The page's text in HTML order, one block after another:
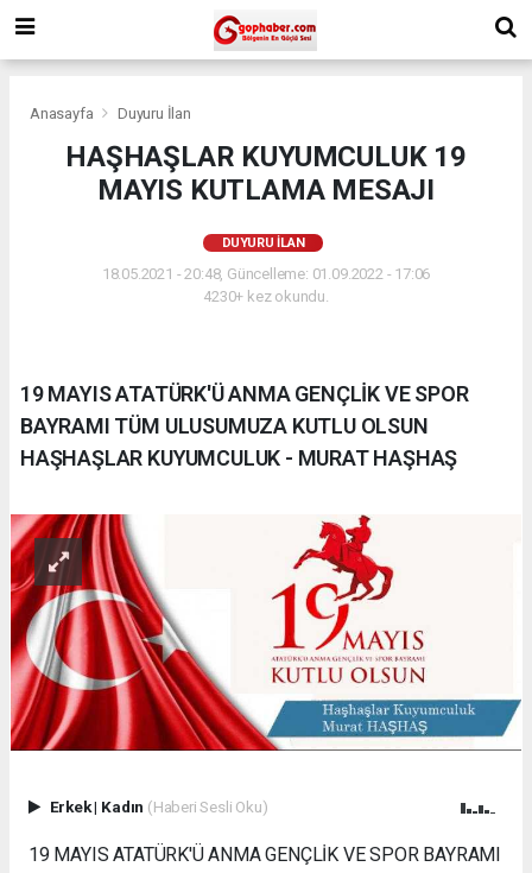
Anasayfa Duyuru İlan
HAŞHAŞLAR KUYUMCULUK 19
MAYIS KUTLAMA MESAJI
DUYURU İLAN
18.05.2021 - 20:48, Güncelleme: 01.09.2022 - 17:06
4230+ kez okundu.
19 MAYIS ATATÜRK'Ü ANMA GENÇLİK VE SPOR
BAYRAMI TÜM ULUSUMUZA KUTLU OLSUN
HAŞHAŞLAR KUYUMCULUK - MURAT HAŞHAŞ
Erkek| Kadın (Haberi Sesli Oku)
19 MAYIS ATATÜRK'Ü ANMA GENÇLİK VE SPOR BAYRAMI